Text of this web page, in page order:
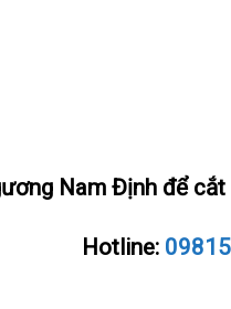
Nam Định để
Hotline: